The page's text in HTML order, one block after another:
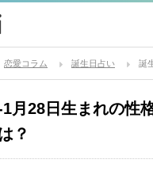
恋愛コラム 誕生日占い
月28日生まれの性
？